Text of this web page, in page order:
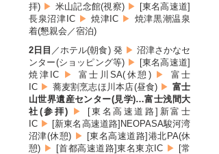
拝) ▶ 米山記念館(視察) ▶ [東名高速道]
長泉沼津IC ▶ 焼津IC ▶ 焼津黒潮温泉
着(懇親会／宿泊)
2日目 ／ホテル(朝食) 発 ▶ 沼津さかなセ
ンター(ショッピング等) ▶ [東名高速道]
焼津IC ▶ 富士川SA(休憩) ▶
富士
IC ▶ 蕎麦割烹志ほ川本店(昼食) ▶ 富士
山世界遺産センター(見学)…富士浅間大
社(参拝) ▶
[東名高速道路]新富士
IC ▶ [新東名高速道路]NEOPASA駿河湾
沼津(休憩) ▶ [東名高速道路]港北PA(休
憩) ▶ [首都高速道路]東名東京IC ▶ [常